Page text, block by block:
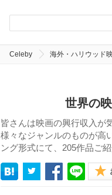
Celeby 海外・ハリウッド
世界の
皆さんは映画の興行収入が
様々なジャンルのものが高
ング形式にて、205作品ご紹